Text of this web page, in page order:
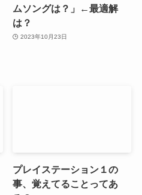
ムソングは？」←最適解
は？
2023年10月23日
プレイステーション１の
事、覚えてることってあ